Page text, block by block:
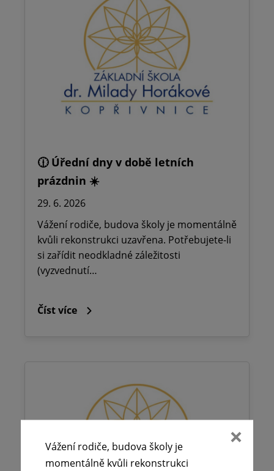
🕧 Úřední dny v době letních
prázdnin ☀️
29. 6. 2026
Vážení rodiče, budova školy je momentálně
kvůli rekonstrukci uzavřena. Potřebujete-li
si zařídit neodkladné záležitosti
(vyzvednutí…
Číst více
Vážení rodiče, budova školy je
momentálně kvůli rekonstrukci